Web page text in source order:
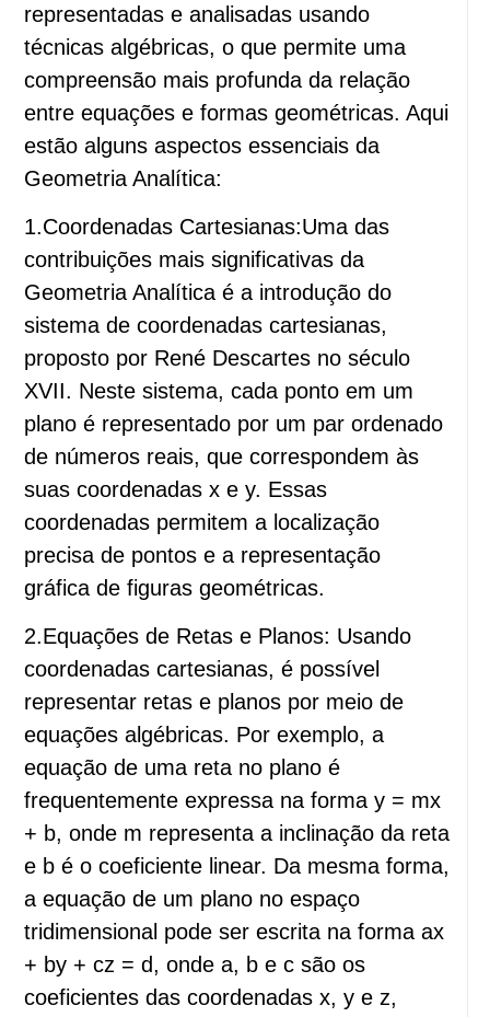
representadas e analisadas usando
técnicas algébricas, o que permite uma
compreensão mais profunda da relação
entre equações e formas geométricas. Aqui
estão alguns aspectos essenciais da
Geometria Analítica:
1.Coordenadas Cartesianas:Uma das
contribuições mais significativas da
Geometria Analítica é a introdução do
sistema de coordenadas cartesianas,
proposto por René Descartes no século
XVII. Neste sistema, cada ponto em um
plano é representado por um par ordenado
de números reais, que correspondem às
suas coordenadas x e y. Essas
coordenadas permitem a localização
precisa de pontos e a representação
gráfica de figuras geométricas.
2.Equações de Retas e Planos: Usando
coordenadas cartesianas, é possível
representar retas e planos por meio de
equações algébricas. Por exemplo, a
equação de uma reta no plano é
frequentemente expressa na forma y = mx
+ b, onde m representa a inclinação da reta
e b é o coeficiente linear. Da mesma forma,
a equação de um plano no espaço
tridimensional pode ser escrita na forma ax
+ by + cz = d, onde a, b e c são os
coeficientes das coordenadas x, y e z,